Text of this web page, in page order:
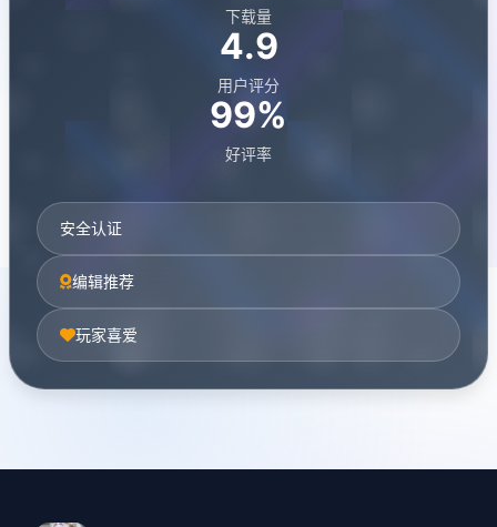
下载量
4.9
用户评分
99%
好评率
安全认证
编辑推荐
玩家喜爱